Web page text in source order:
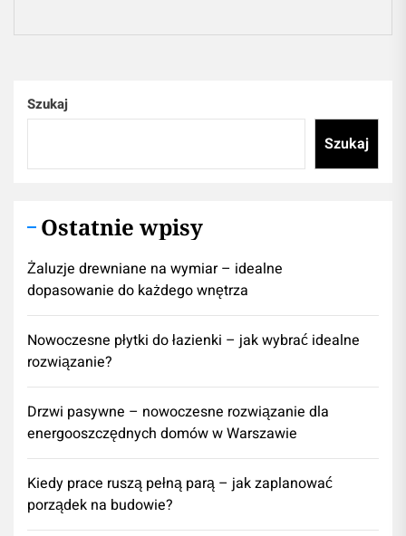
Szukaj
Szukaj
Ostatnie wpisy
Żaluzje drewniane na wymiar – idealne
dopasowanie do każdego wnętrza
Nowoczesne płytki do łazienki – jak wybrać idealne
rozwiązanie?
Drzwi pasywne – nowoczesne rozwiązanie dla
energooszczędnych domów w Warszawie
Kiedy prace ruszą pełną parą – jak zaplanować
porządek na budowie?